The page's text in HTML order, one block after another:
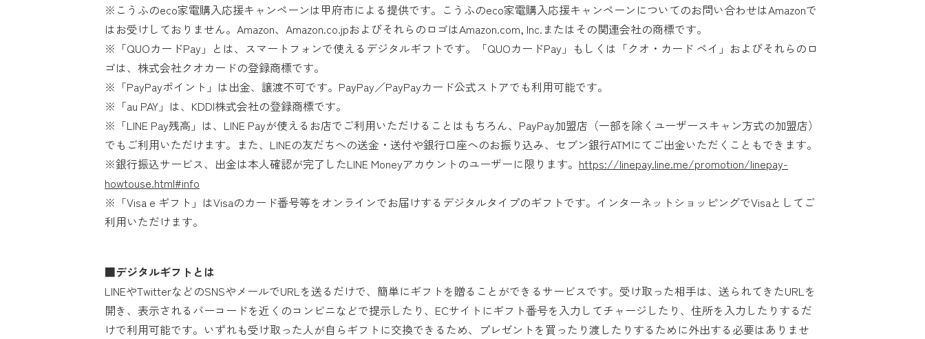
※こうふのeco家電購入応援キャンペーンは甲府市による提供です。こうふのeco家電購入応援キャンペーンについてのお問い合わせはAmazonで
はお受けしておりません。Amazon、Amazon.co.jpおよびそれらのロゴはAmazon.com, Inc.またはその関連会社の商標です。
※「QUOカードPay」とは、スマートフォンで使えるデジタルギフトです。「QUOカードPay」もしくは「クオ・カード ペイ」およびそれらのロ
ゴは、株式会社クオカードの登録商標です。
※「PayPayポイント」は出金、譲渡不可です。PayPay／PayPayカード公式ストアでも利用可能です。
※「au PAY」は、KDDI株式会社の登録商標です。
※「LINE Pay残高」は、LINE Payが使えるお店でご利用いただけることはもちろん、PayPay加盟店（一部を除くユーザースキャン方式の加盟店）
でもご利用いただけます。また、LINEの友だちへの送金・送付や銀行口座へのお振り込み、セブン銀行ATMにてご出金いただくこともできます。
※銀行振込サービス、出金は本人確認が完了したLINE Moneyアカウントのユーザーに限ります。 https://linepay.line.me/promotion/linepay-
howtouse.html#info
※「Visa e ギフト」はVisaのカード番号等をオンラインでお届けするデジタルタイプのギフトです。インターネットショッピングでVisaとしてご
利用いただけます。
■デジタルギフトとは
LINEやTwitterなどのSNSやメールでURLを送るだけで、簡単にギフトを贈ることができるサービスです。受け取った相手は、送られてきたURLを
開き、表示されるバーコードを近くのコンビニなどで提示したり、ECサイトにギフト番号を入力してチャージしたり、住所を入力したりするだ
けで利用可能です。いずれも受け取った人が自らギフトに交換できるため、プレゼントを買ったり渡したりするために外出する必要はありませ